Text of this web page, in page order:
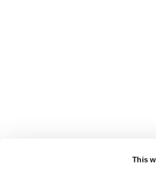
This